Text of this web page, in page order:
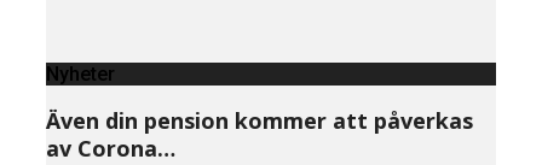
Nyheter
Även din pension kommer att påverkas
av Corona…